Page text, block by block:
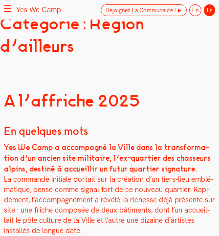
to
content
Yes We Camp
Utilisation inventive des espaces disponibles
Catégorie : Région
d'ailleurs
A l’affriche 2025
En quelques mots
Yes We Camp a accom­pa­g­né la Ville dans la trans­for­ma­
tion d’un ancien site mil­i­taire, l’ex-quartier des chas­seurs
alpins, des­tiné à accueil­lir un futur quarti­er sig­na­ture.
La com­mande ini­tiale por­tait sur la créa­tion d’un tiers-lieu emblé­
ma­tique, pen­sé comme sig­nal fort de ce nou­veau quarti­er. Rapi­
de­ment, l’accompagnement a révélé la richesse déjà présente sur
site : une friche com­posée de deux bâti­ments, dont l’un accueil­
lait le pôle cul­ture de la Ville et l’autre une dizaine d’artistes
instal­lés de longue date.
Yes We Camp Rejoignez La Communauté ! En Fr